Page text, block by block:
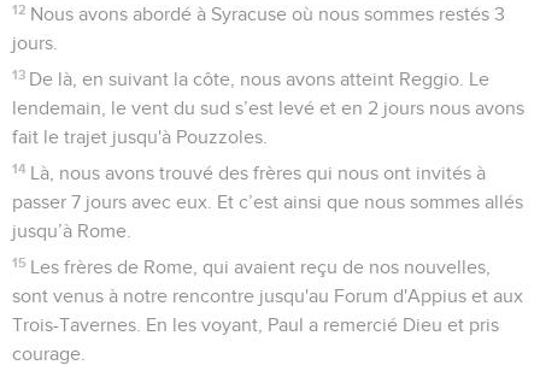
12 Nous avons abordé à Syracuse où nous sommes restés 3
jours.
13 De là, en suivant la côte, nous avons atteint Reggio. Le
lendemain, le vent du sud s’est levé et en 2 jours nous avons
fait le trajet jusqu'à Pouzzoles.
14 Là, nous avons trouvé des frères qui nous ont invités à
passer 7 jours avec eux. Et c’est ainsi que nous sommes allés
jusqu’à Rome.
15 Les frères de Rome, qui avaient reçu de nos nouvelles,
sont venus à notre rencontre jusqu'au Forum d'Appius et aux
Trois-Tavernes. En les voyant, Paul a remercié Dieu et pris
courage.